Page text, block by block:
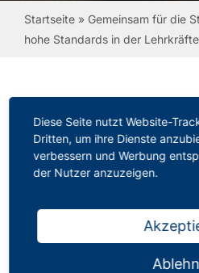
Startseite» Gemeinsam für die
hohe Standards in der
Gemeinsam
Stärkung
und hohe
der
Kategorien:
Veröffentlicht: 12.10.2023
Diese Seite nutzt Website-
Dritten, um ihre Dienste
verbessern und Werbung
der Nutzer anzuzeigen.